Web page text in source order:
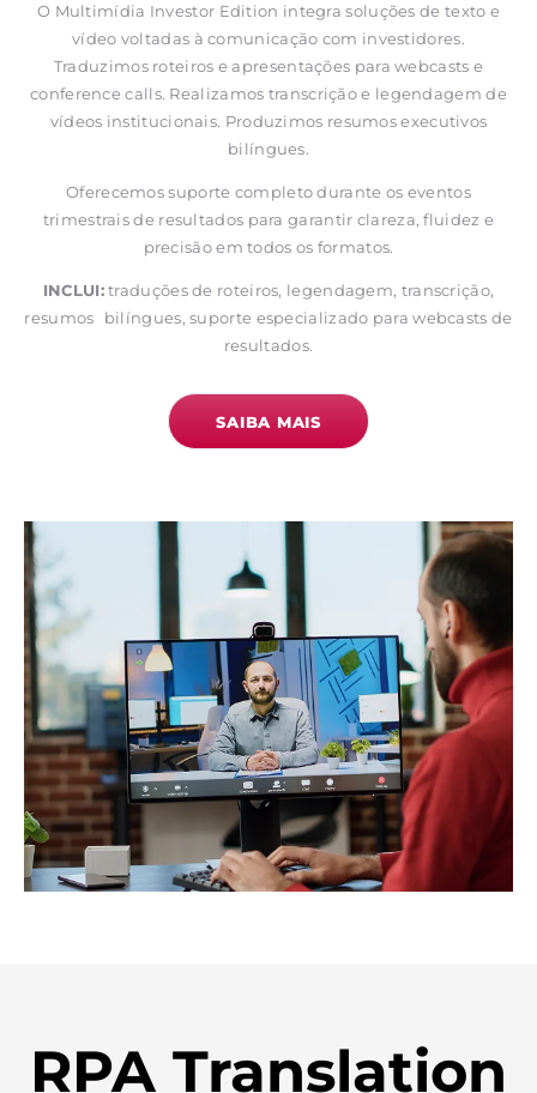
O Multimídia Investor Edition integra soluções de texto e
vídeo voltadas à comunicação com investidores.
Traduzimos roteiros e apresentações para webcasts e
conference calls. Realizamos transcrição e legendagem de
vídeos institucionais. Produzimos resumos executivos
bilíngues.
Oferecemos suporte completo durante os eventos
trimestrais de resultados para garantir clareza, fluidez e
precisão em todos os formatos.
INCLUI:traduções de roteiros, legendagem, transcrição,
resumos bilíngues, suporte especializado para webcasts de
resultados.
SAIBA MAIS
RPA Translation